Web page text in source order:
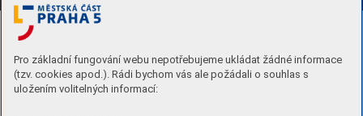
Pro základní fungování webu nepotřebujeme ukládat žádné informace
(tzv. cookies apod.). Rádi bychom vás ale požádali o souhlas s
uložením volitelných informací:
Lamačova